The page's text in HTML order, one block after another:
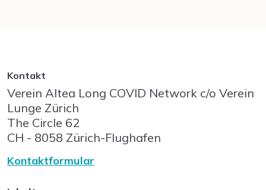
Kontakt
Verein Altea Long COVID Network c/o Verein
Lunge Zürich
The Circle 62
CH - 8058 Zürich-Flughafen
Kontaktformular